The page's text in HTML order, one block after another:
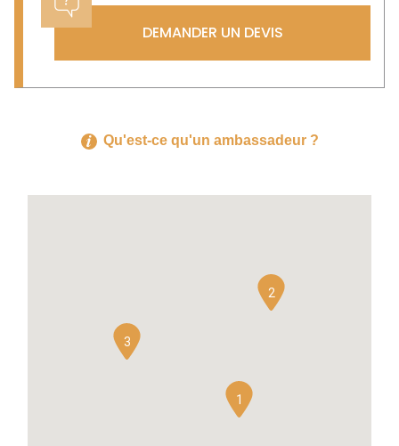
DEMANDER UN DEVIS
Qu'est-ce qu'un ambassadeur ?
1
2
3